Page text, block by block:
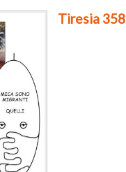
Tiresia 358